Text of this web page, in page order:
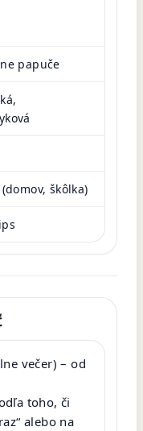
papuče
škôlka)
večer) – od
toho, či
alebo na